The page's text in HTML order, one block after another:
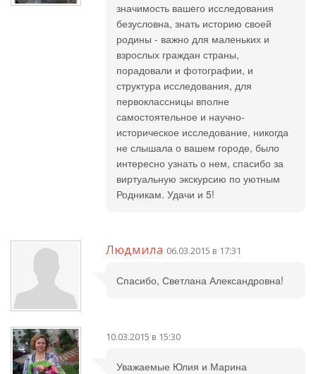
значимость вашего исследования
безусловна, знать историю своей
родины - важно для маленьких и
взрослых граждан страны,
порадовали и фотографии, и
структура исследования, для
первоклассницы вполне
самостоятельное и научно-
историческое исследование, никогда
не слышала о вашем городе, было
интересно узнать о нем, спасибо за
виртуальную экскурсию по уютным
Родникам. Удачи и 5!
Людмила 06.03.2015 в 17:31
Спасибо, Светлана Александровна!
10.03.2015 в 15:30
Уважаемые Юлия и Марина